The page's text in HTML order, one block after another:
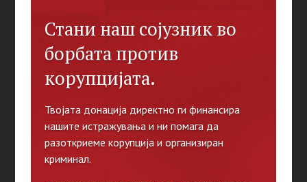
Стани наш сојузник во
борбата против
корупцијата.
Твојата донација директно ги финансира
нашите истражувања и ни помага да
разоткриеме корупција и организиран
криминал.